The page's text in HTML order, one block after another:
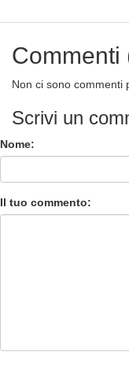
Commenti
Non ci sono commenti
Scrivi un
Nome:
Il tuo commento: